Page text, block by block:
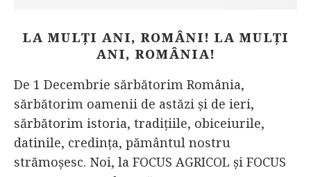
LA MULȚI ANI, ROMÂNI! LA MULȚI
ANI, ROMÂNIA!
De 1 Decembrie sărbătorim România,
sărbătorim oamenii de astăzi și de ieri,
sărbătorim istoria, tradițiile, obiceiurile,
datinile, credința, pământul nostru
strămoșesc. Noi, la FOCUS AGRICOL și FOCUS